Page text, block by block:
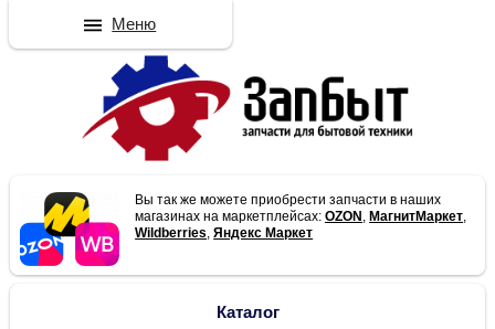
Вы так же можете приобрести запчасти в наших
магазинах на маркетплейсах:OZON , МагнитМаркет,
Wildberries,Яндекс Маркет
Каталог
Меню